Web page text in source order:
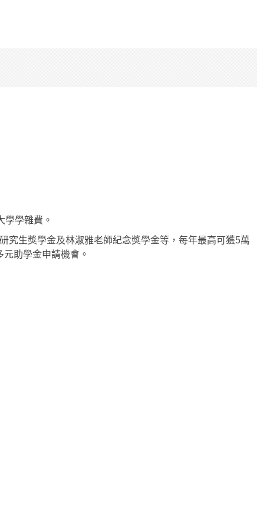
學雜費。
生獎學金及林淑雅老師紀念獎學金等，每年最高可獲5萬
助學金申請機會。